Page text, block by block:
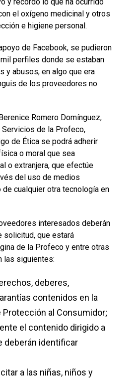
el oxígeno medicinal y otros
e higiene personal.
de Facebook, se pudieron
perfiles donde se estaban
y abusos, en algo que era
de los proveedores no
Romero Domínguez,
Servicios de la Profeco,
de Ética se podrá adherir
o moral que sea
o extranjera, que efectúe
del uso de medios
cualquier otra tecnología en
interesados deberán
solicitud, que estará
de la Profeco y entre otras
las siguientes:
deberes,
contenidos en la
Protección al Consumidor;
el contenido dirigido a
deberán identificar
a las niñas, niños y